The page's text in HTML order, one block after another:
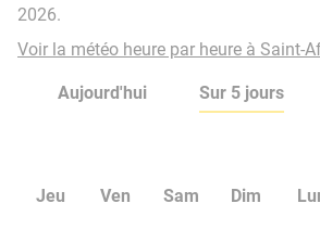
2026.
Voir la météo heure par heure à Saint-
Aujourd'hui Sur 5 jours
Jeu Ven Sam Dim